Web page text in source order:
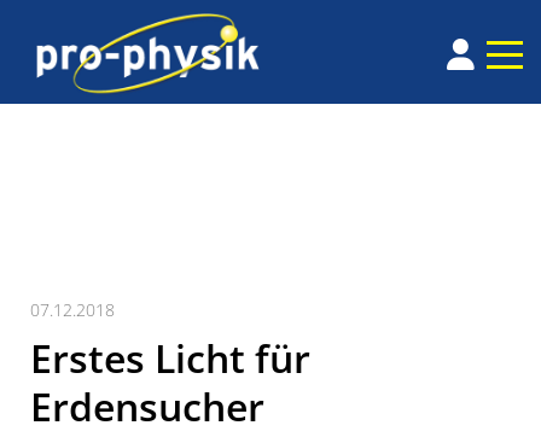
07.12.2018
Erstes Licht für
Erdensucher